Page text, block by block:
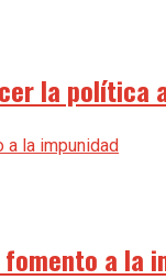
la política
a la